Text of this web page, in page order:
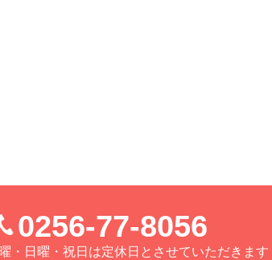
0256-77-8056
・日曜・祝日は定休日とさせていただきます